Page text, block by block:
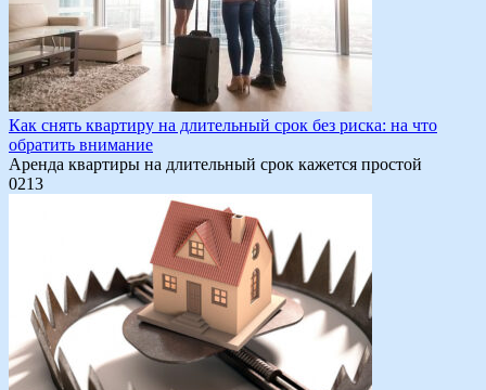
Как снять квартиру на длительный срок без риска: на что
обратить внимание
Аренда квартиры на длительный срок кажется простой
0213